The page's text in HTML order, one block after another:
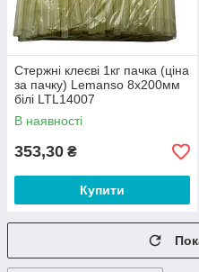
Стержні клеєві 1кг пачка (ціна
за пачку) Lemanso 8x200мм
білі LTL14007
В наявності
353,30 ₴
Купити